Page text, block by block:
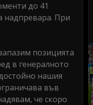
до 41
надпревара. При
позицията
в генералното
нашия
във
че скоро